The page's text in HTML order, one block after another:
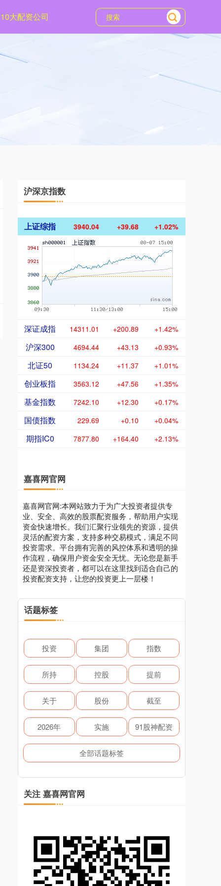
10大配资公司
沪深京指数
上证综指 3940.04 +39.68 +1.02%
深证成指 14311.01 +200.89 +1.42%
沪深300 4694.44 +43.13 +0.93%
北证50 1134.24 +11.37 +1.01%
创业板指 3563.12 +47.56 +1.35%
基金指数 7242.10 +12.30 +0.17%
国债指数 229.69 +0.10 +0.04%
期指IC0 7877.80 +164.40 +2.13%
嘉喜网官网
嘉喜网官网:本网站致力于为广大投资者提供专
业、安全、高效的股票配资服务，帮助用户实现
资金快速增长。我们汇聚行业领先的资源，提供
灵活的配资方案，支持多种交易模式，满足不同
投资需求。平台拥有完善的风控体系和透明的操
作流程，确保用户资金安全无忧。无论您是新手
还是资深投资者，都可以在这里找到适合自己的
投资配资支持，让您的投资更上一层楼！
话题标签
投资 集团 指数
所持 控股 提前
关于 股份 截至
2026年 实施 91股神配资
全部话题标签
关注 嘉喜网官网